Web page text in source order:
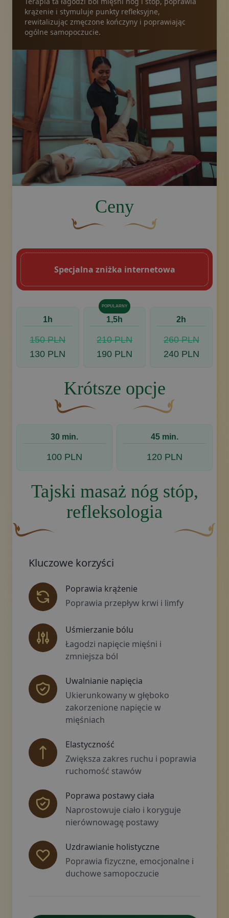
krążenie i stymuluje punkty refleksyjne,
rewitalizując zmęczone kończyny i poprawiając
ogólne samopoczucie.
Ceny
Specjalna zniżka internetowa
1h
150 PLN
130 PLN
POPULARNY
1,5h
210 PLN
190 PLN
2h
260 PLN
240 PLN
Krótsze opcje
30 min.
100 PLN
45 min.
120 PLN
Tajski masaż nóg stóp,
refleksologia
Kluczowe korzyści
Poprawia krążenie
Poprawia przepływ krwi i limfy
Uśmierzanie bólu
Łagodzi napięcie mięśni i
zmniejsza ból
Uwalnianie napięcia
Ukierunkowany w głęboko
zakorzenione napięcie w
mięśniach
Elastyczność
Zwiększa zakres ruchu i poprawia
ruchomość stawów
Poprawa postawy ciała
Naprostowuje ciało i koryguje
nierównowagę postawy
Uzdrawianie holistyczne
Poprawia fizyczne, emocjonalne i
duchowe samopoczucie